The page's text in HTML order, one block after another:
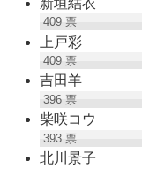
409票
上戸彩
409票
吉田羊
396票
柴咲コウ
393票
北川景子